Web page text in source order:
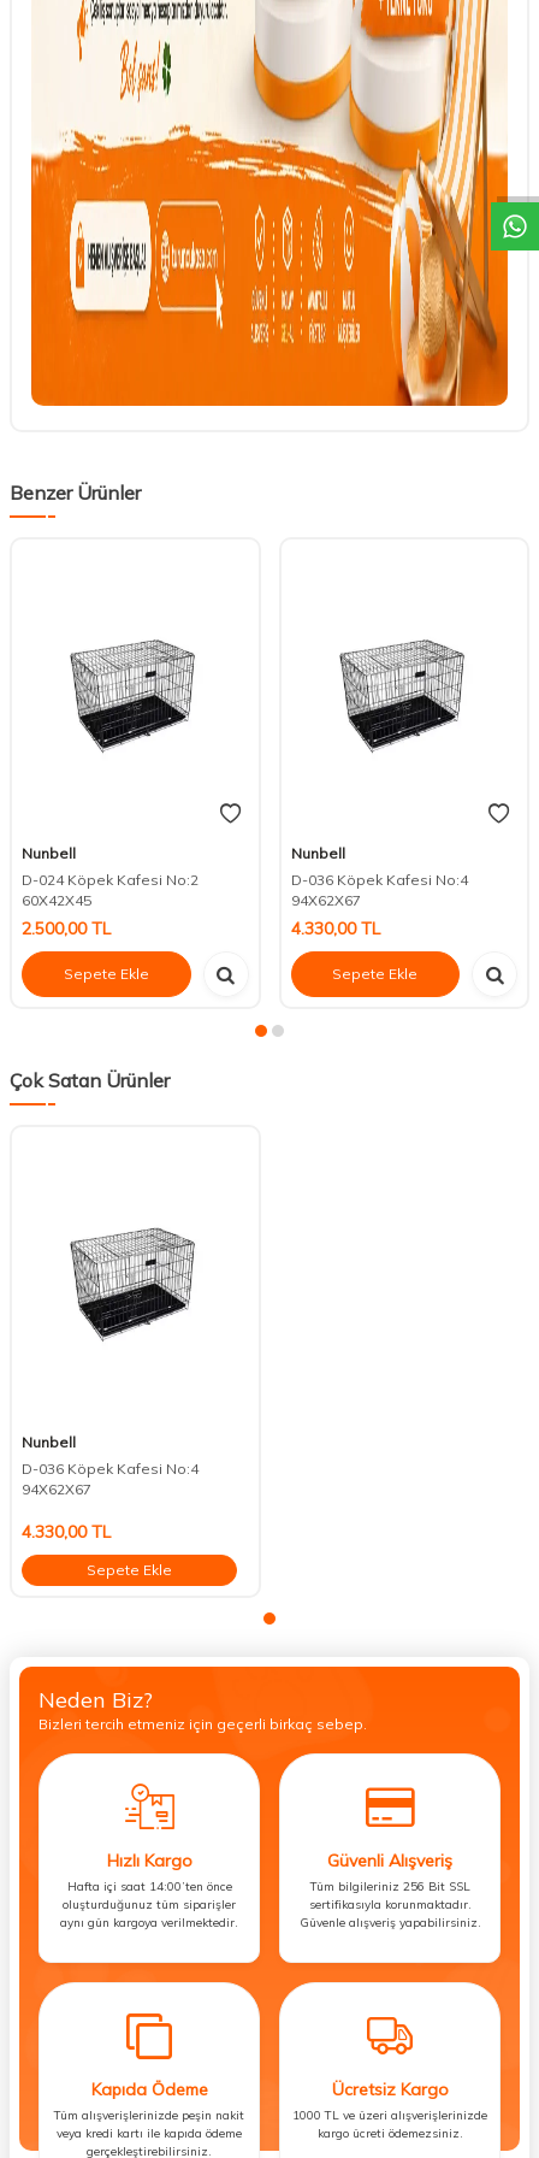
DESTEK
Benzer Ürünler
Nunbell
D-024 Köpek Kafesi No:2
60X42X45
2.500,00TL
Sepete Ekle
Nunbell
D-036 Köpek Kafesi No:4
94X62X67
4.330,00TL
Sepete Ekle
Çok Satan Ürünler
Nunbell
D-036 Köpek Kafesi No:4
94X62X67
4.330,00TL
Sepete Ekle
Neden Biz?
Bizleri tercih etmeniz için geçerli birkaç sebep.
Hızlı Kargo
Hafta içi saat 14:00’ten önce
oluşturduğunuz tüm siparişler
aynı gün kargoya verilmektedir.
Güvenli Alışveriş
Tüm bilgileriniz 256 Bit SSL
sertifikasıyla korunmaktadır.
Güvenle alışveriş yapabilirsiniz.
Kapıda Ödeme
Tüm alışverişlerinizde peşin nakit
veya kredi kartı ile kapıda ödeme
gerçekleştirebilirsiniz.
Ücretsiz Kargo
1000 TL ve üzeri alışverişlerinizde
kargo ücreti ödemezsiniz.